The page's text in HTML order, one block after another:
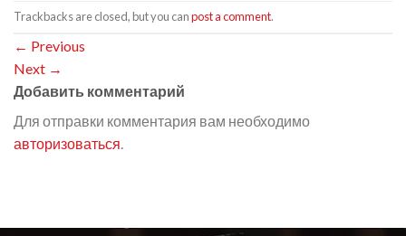
Trackbacks are closed, but you canpost a comment.
← Previous
Next →
Добавить комментарий
Для отправки комментария вам необходимо
авторизоваться.